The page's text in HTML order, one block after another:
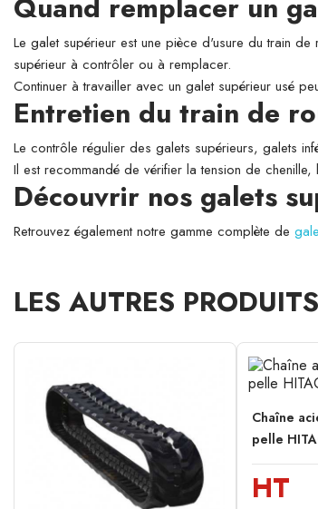
Le galet supérieur est une pièce d'usure du train
supérieur à contrôler ou à remplacer.
Continuer à travailler avec un galet supérieur usé
Entretien du train de
Le contrôle régulier des galets supérieurs, galets
Il est recommandé de vérifier la tension de
Découvrir nos galets
Retrouvez également notre gamme complète de
LES AUTRES
Chaîne
pelle
HT